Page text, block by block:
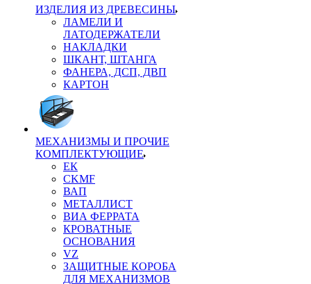
ИЗДЕЛИЯ ИЗ ДРЕВЕСИНЫ
ЛАМЕЛИ И
ЛАТОДЕРЖАТЕЛИ
НАКЛАДКИ
ШКАНТ, ШТАНГА
ФАНЕРА, ДСП, ДВП
КАРТОН
МЕХАНИЗМЫ И ПРОЧИЕ
КОМПЛЕКТУЮЩИЕ
ЕК
CKMF
ВАП
МЕТАЛЛИСТ
ВИА ФЕРРАТА
КРОВАТНЫЕ
ОСНОВАНИЯ
VZ
ЗАЩИТНЫЕ КОРОБА
ДЛЯ МЕХАНИЗМОВ